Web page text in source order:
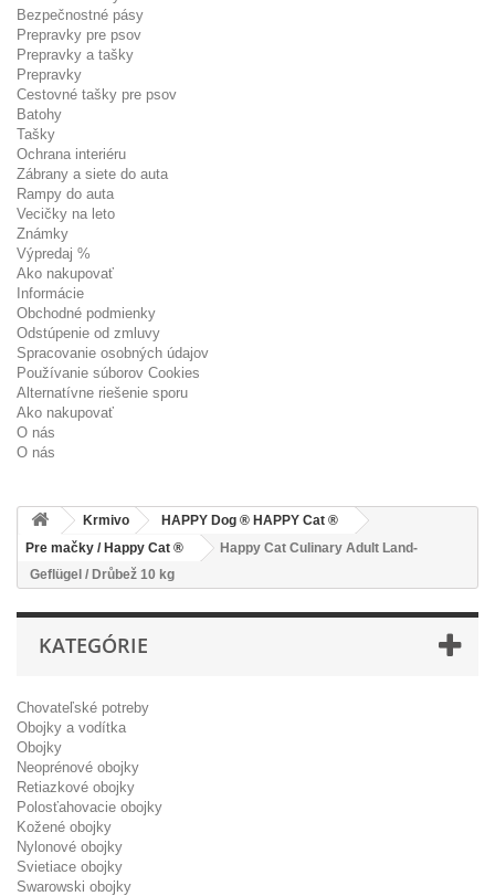
Bezpečnostné pásy
Prepravky pre psov
Prepravky a tašky
Prepravky
Cestovné tašky pre psov
Batohy
Tašky
Ochrana interiéru
Zábrany a siete do auta
Rampy do auta
Vecičky na leto
Známky
Výpredaj %
Ako nakupovať
Informácie
Obchodné podmienky
Odstúpenie od zmluvy
Spracovanie osobných údajov
Používanie súborov Cookies
Alternatívne riešenie sporu
Ako nakupovať
O nás
O nás
Krmivo
HAPPY Dog ® HAPPY Cat ®
Pre mačky / Happy Cat ®
Happy Cat Culinary Adult Land-
Geflügel / Drůbež 10 kg
KATEGÓRIE
Chovateľské potreby
Obojky a vodítka
Obojky
Neoprénové obojky
Retiazkové obojky
Polosťahovacie obojky
Kožené obojky
Nylonové obojky
Svietiace obojky
Swarowski obojky